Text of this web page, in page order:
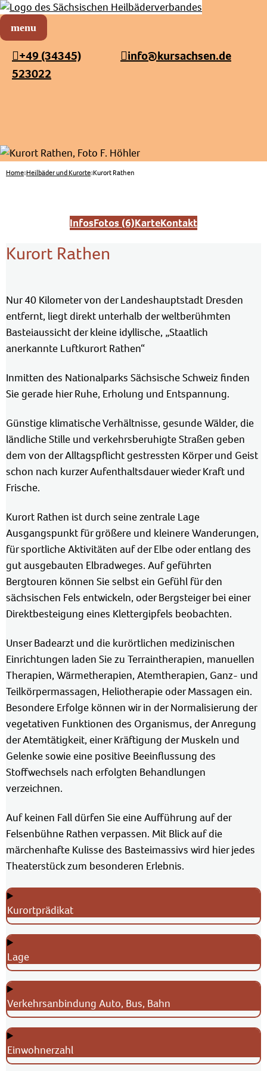
Sächsischer Heilbäderverband
+49 (34345)
523022
info@kursachsen.de
Home Heilbäder und Kurorte Kurort Rathen
InfosFotos (6)KarteKontakt
Kurort Rathen
Nur 40 Kilometer von der Landeshauptstadt Dresden
entfernt, liegt direkt unterhalb der weltberühmten
Basteiaussicht der kleine idyllische, „Staatlich
anerkannte Luftkurort Rathen“
Inmitten des Nationalparks Sächsische Schweiz finden
Sie gerade hier Ruhe, Erholung und Entspannung.
Günstige klimatische Verhältnisse, gesunde Wälder, die
ländliche Stille und verkehrsberuhigte Straßen geben
dem von der Alltagspflicht gestressten Körper und Geist
schon nach kurzer Aufenthaltsdauer wieder Kraft und
Frische.
Kurort Rathen ist durch seine zentrale Lage
Ausgangspunkt für größere und kleinere Wanderungen,
für sportliche Aktivitäten auf der Elbe oder entlang des
gut ausgebauten Elbradweges. Auf geführten
Bergtouren können Sie selbst ein Gefühl für den
sächsischen Fels entwickeln, oder Bergsteiger bei einer
Direktbesteigung eines Klettergipfels beobachten.
Unser Badearzt und die kurörtlichen medizinischen
Einrichtungen laden Sie zu Terraintherapien, manuellen
Therapien, Wärmetherapien, Atemtherapien, Ganz- und
Teilkörpermassagen, Heliotherapie oder Massagen ein.
Besondere Erfolge können wir in der Normalisierung der
vegetativen Funktionen des Organismus, der Anregung
der Atemtätigkeit, einer Kräftigung der Muskeln und
Gelenke sowie eine positive Beeinflussung des
Stoffwechsels nach erfolgten Behandlungen
verzeichnen.
Auf keinen Fall dürfen Sie eine Aufführung auf der
Felsenbühne Rathen verpassen. Mit Blick auf die
märchenhafte Kulisse des Basteimassivs wird hier jedes
Theaterstück zum besonderen Erlebnis.
Kurortprädikat
Lage
Verkehrsanbindung Auto, Bus, Bahn
Einwohnerzahl